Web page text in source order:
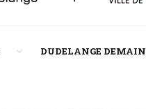
DUDELANGE DEMAIN